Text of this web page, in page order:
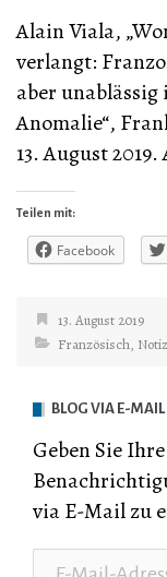
Alain Viala,
verlangt:
aber
Anomalie“,
13. August
Teilen mit:
Facebook
13. August 2019
Französisch,
BLOG VIA E-
Geben Sie
via E-Mail zu